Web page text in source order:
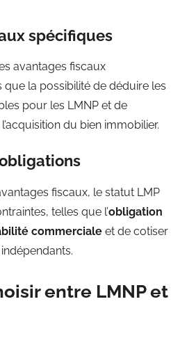
spécifiques
avantages fiscaux
la possibilité de déduire les
pour les LMNP et de
du bien immobilier.
fiscaux, le statut LMP
telles que l’obligation
commerciale et de cotiser
entre LMNP et